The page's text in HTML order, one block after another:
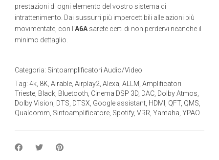
prestazioni di ogni elemento del vostro sistema di
intrattenimento. Dai sussurri più impercettibili alle azioni più
movimentate, con l’A6Asarete certi di non perdervi neanche il
minimo dettaglio.
Categoria: Sintoamplificatori Audio/Video
Tag: 4k, 8K, Airable, Airplay2, Alexa, ALLM, Amplificatori
Trieste, Black, Bluetooth, Cinema DSP 3D, DAC, Dolby Atmos,
Dolby Vision, DTS, DTSX, Google assistant, HDMI , QFT, QMS,
Qualcomm, Sintoamplificatore, Spotify, VRR, Yamaha, YPAO